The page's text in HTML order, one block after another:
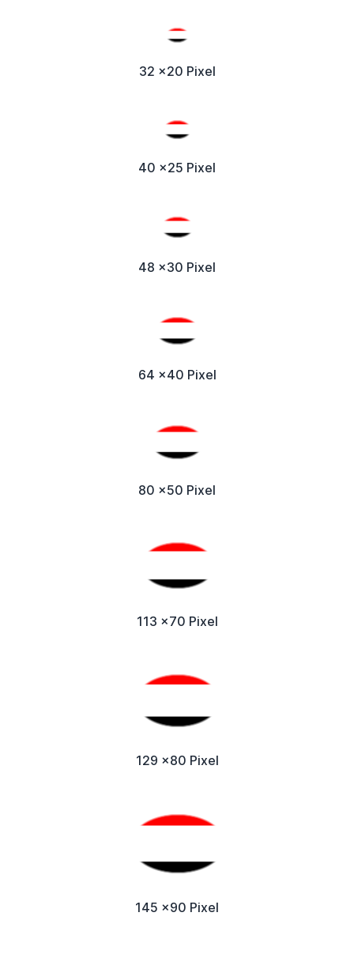
32 x20 Pixel
40 x25 Pixel
48 x30 Pixel
64 x40 Pixel
80 x50 Pixel
113 x70 Pixel
129 x80 Pixel
145 x90 Pixel